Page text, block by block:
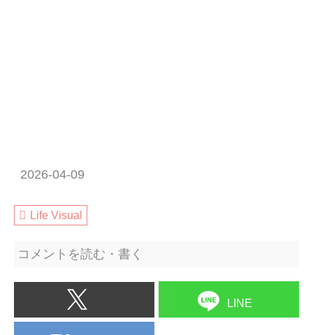
2026-04-09
Life Visual
コメントを読む・書く
LINE